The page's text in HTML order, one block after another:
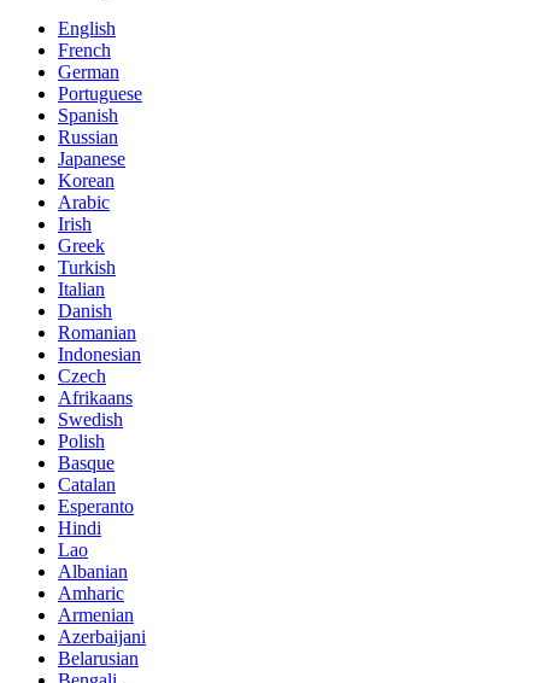
English
French
German
Portuguese
Spanish
Russian
Japanese
Korean
Arabic
Irish
Greek
Turkish
Italian
Danish
Romanian
Indonesian
Czech
Afrikaans
Swedish
Polish
Basque
Catalan
Esperanto
Hindi
Lao
Albanian
Amharic
Armenian
Azerbaijani
Belarusian